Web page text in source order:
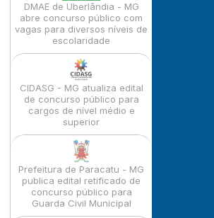
DMAE de Uberlândia - MG
abre concurso público com
vagas para diversos níveis de
escolaridade
CIDASG - MG atualiza edital
de concurso público para
cargos de nível médio e
superior
Prefeitura de Paracatu - MG
publica edital retificado de
concurso público para
Guarda Civil Municipal